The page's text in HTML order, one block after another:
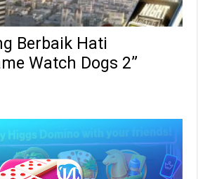
Berbaik Hati
Watch Dogs 2”